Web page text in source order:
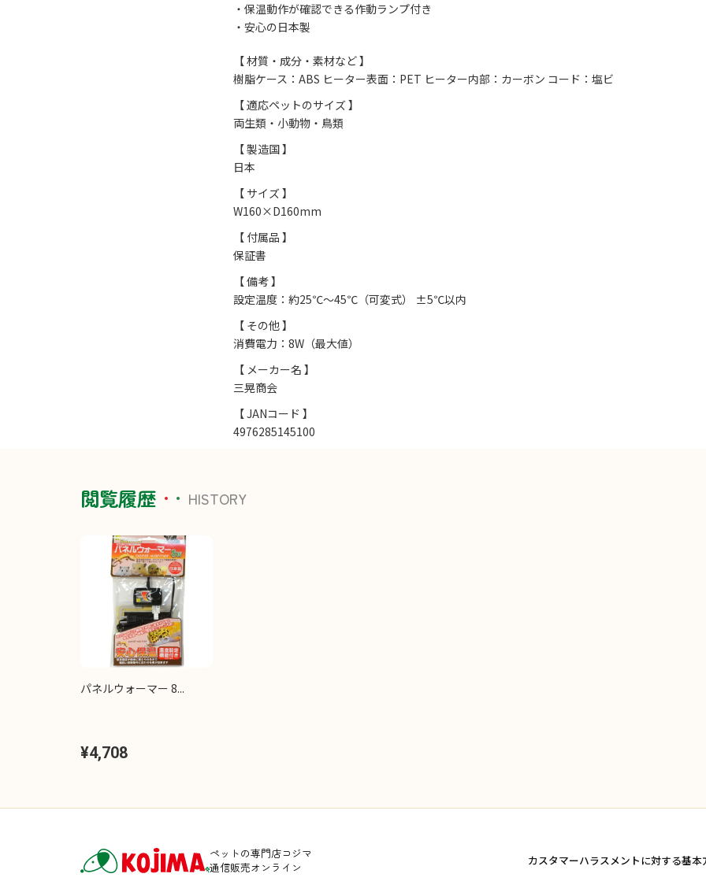
・保温動作が確認できる作動ランプ付き
・安心の日本製
【 材質・成分・素材など 】
樹脂ケース：ABS ヒーター表面：PET ヒーター内部：カーボン コード：塩ビ
【 適応ペットのサイズ 】
両生類・小動物・鳥類
【 製造国 】
日本
【 サイズ 】
W160×D160mm
【 付属品 】
保証書
【 備考 】
設定温度：約25℃～45℃（可変式） ±5℃以内
【 その他 】
消費電力：8W（最大値）
【 メーカー名 】
三晃商会
【 JANコード 】
4976285145100
閲覧履歴 HISTORY
パネルウォーマー 8...
¥4,708
ペットの専門店コジマ
通信販売オンライン
カスタマーハラスメントに対する基本